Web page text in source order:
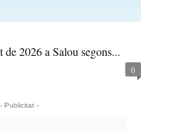
2026 a Salou segons...
0
- Publicitat -